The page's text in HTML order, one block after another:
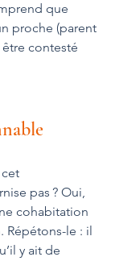
que
proche (parent
contesté
pas ? Oui,
cohabitation
Répétons-le : il
y ait de